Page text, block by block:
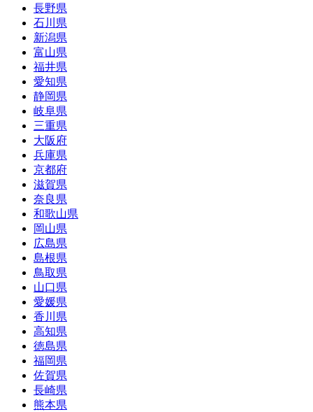
長野県
石川県
新潟県
富山県
福井県
愛知県
静岡県
岐阜県
三重県
大阪府
兵庫県
京都府
滋賀県
奈良県
和歌山県
岡山県
広島県
島根県
鳥取県
山口県
愛媛県
香川県
高知県
徳島県
福岡県
佐賀県
長崎県
熊本県